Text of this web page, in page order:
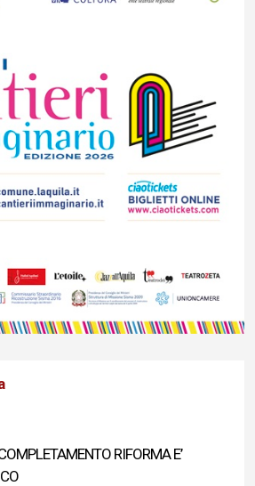
RIFORMA E’